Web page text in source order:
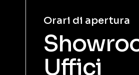
Orari di apertura
Uffici